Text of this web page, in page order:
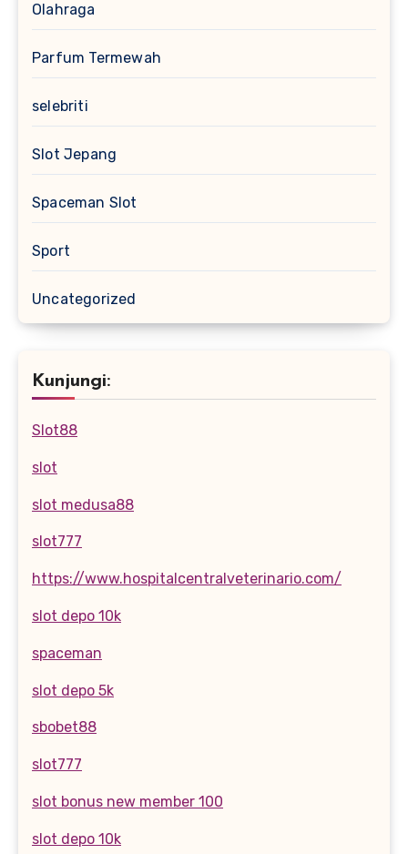
Olahraga
Parfum Termewah
selebriti
Slot Jepang
Spaceman Slot
Sport
Uncategorized
Kunjungi:
Slot88
slot
slot medusa88
slot777
https://www.hospitalcentralveterinario.com/
slot depo 10k
spaceman
slot depo 5k
sbobet88
slot777
slot bonus new member 100
slot depo 10k